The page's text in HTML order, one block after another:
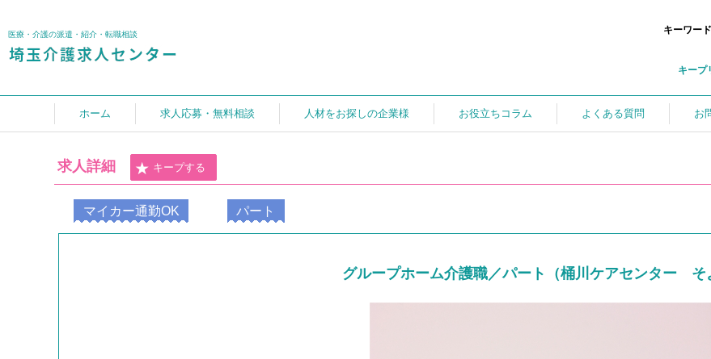
医療・介護の派遣・紹介・転職相談 キーワー
キープ
ホーム 求人応募・無料相談 人材をお探しの企業様 お役立ちコラム よくある質問 お
求人詳細 キープする
マイカー通勤OK パート
グループホーム介護職／パート（桶川ケアセンター そ